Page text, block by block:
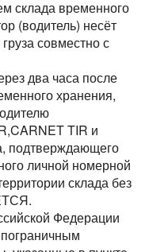
склада временного
(водитель) несёт
совместно с
два часа после
хранения,
TIR и
подтверждающего
личной номерной
склада без
Федерации